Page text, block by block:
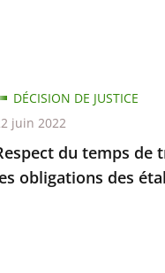
du temps de
obligations des
DÉCISION DE JUSTICE
juin 2022